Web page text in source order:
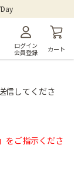
ログイン
会員登録
カート
信してくださ
をご指示くださ